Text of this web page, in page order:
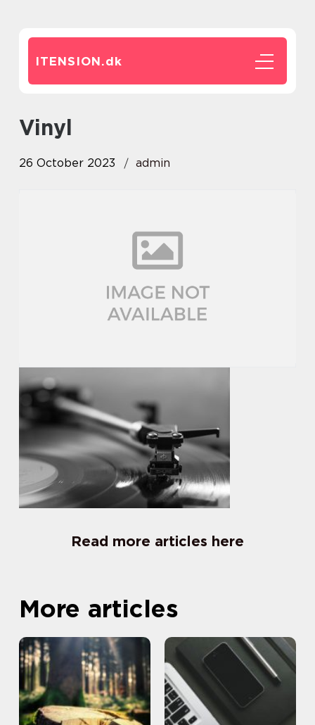
ITENSION.dk
vinyl
26 October 2023 admin
Read more articles here
More articles